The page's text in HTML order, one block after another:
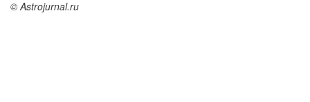
© Astrojurnal.ru